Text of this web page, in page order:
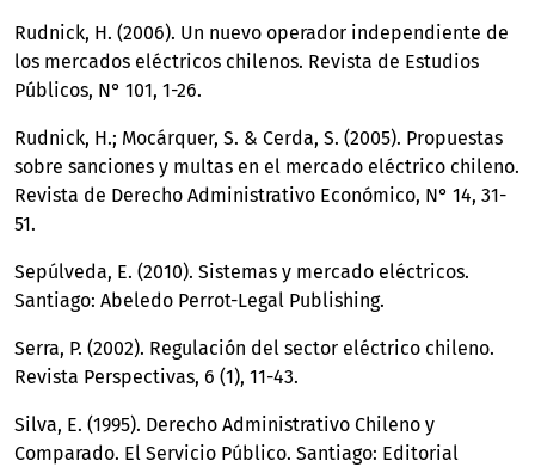
Rudnick, H. (2006). Un nuevo operador independiente de
los mercados eléctricos chilenos. Revista de Estudios
Públicos, N° 101, 1-26.
Rudnick, H.; Mocárquer, S. & Cerda, S. (2005). Propuestas
sobre sanciones y multas en el mercado eléctrico chileno.
Revista de Derecho Administrativo Económico, N° 14, 31-
51.
Sepúlveda, E. (2010). Sistemas y mercado eléctricos.
Santiago: Abeledo Perrot-Legal Publishing.
Serra, P. (2002). Regulación del sector eléctrico chileno.
Revista Perspectivas, 6 (1), 11-43.
Silva, E. (1995). Derecho Administrativo Chileno y
Comparado. El Servicio Público. Santiago: Editorial